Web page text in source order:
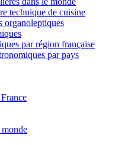
technique de cuisine
organoleptiques
par région française
par pays